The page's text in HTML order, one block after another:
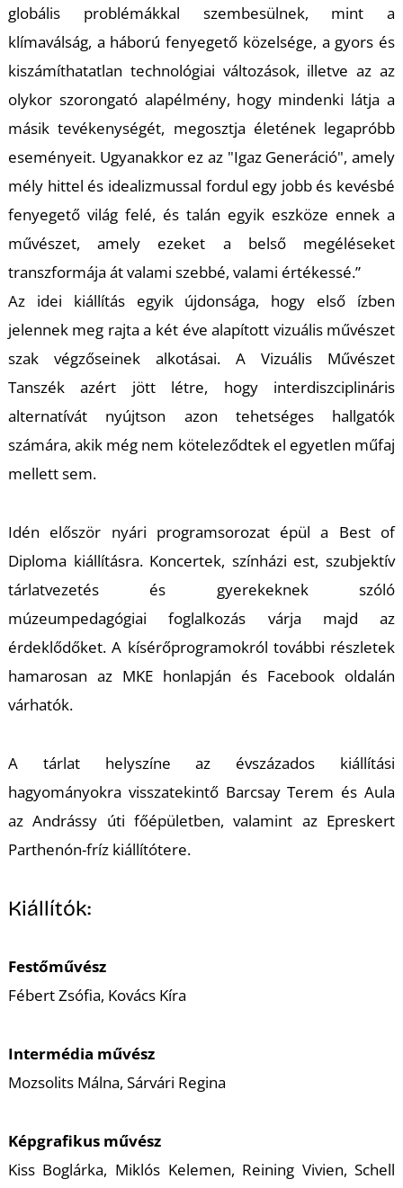
globális problémákkal szembesülnek, mint a
klímaválság, a háború fenyegető közelsége, a gyors és
kiszámíthatatlan technológiai változások, illetve az az
olykor szorongató alapélmény, hogy mindenki látja a
másik tevékenységét, megosztja életének legapróbb
eseményeit. Ugyanakkor ez az "Igaz Generáció", amely
mély hittel és idealizmussal fordul egy jobb és kevésbé
fenyegető világ felé, és talán egyik eszköze ennek a
művészet, amely ezeket a belső megéléseket
transzformája át valami szebbé, valami értékessé.”
Az idei kiállítás egyik újdonsága, hogy első ízben
jelennek meg rajta a két éve alapított vizuális művészet
szak végzőseinek alkotásai. A Vizuális Művészet
Tanszék azért jött létre, hogy interdiszciplináris
alternatívát nyújtson azon tehetséges hallgatók
számára, akik még nem köteleződtek el egyetlen műfaj
mellett sem.
Idén először nyári programsorozat épül a Best of
Diploma kiállításra. Koncertek, színházi est, szubjektív
tárlatvezetés és gyerekeknek szóló
múzeumpedagógiai foglalkozás várja majd az
érdeklődőket. A kísérőprogramokról további részletek
hamarosan az MKE honlapján és Facebook oldalán
várhatók.
A tárlat helyszíne az évszázados kiállítási
hagyományokra visszatekintő Barcsay Terem és Aula
az Andrássy úti főépületben, valamint az Epreskert
Parthenón-fríz kiállítótere.
Kiállítók:
Festőművész
Fébert Zsófia, Kovács Kíra
Intermédia művész
Mozsolits Málna, Sárvári Regina
Képgrafikus művész
Kiss Boglárka, Miklós Kelemen, Reining Vivien, Schell